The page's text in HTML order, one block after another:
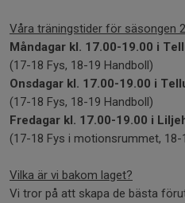
Våra träningstider för säsongen
Måndagar kl. 17.00-19.00 i
(17-18 Fys, 18-19 Handboll)
Onsdagar kl. 17.00-19.00 i
(17-18 Fys, 18-19 Handboll)
Fredagar kl. 17.00-19.00 i
(17-18 Fys i motionsrummet, 18-
Vilka är vi bakom laget?
Vi tror på att skapa de bästa